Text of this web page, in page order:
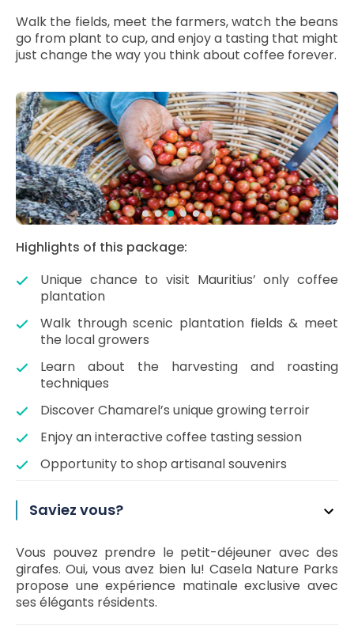
Walk the fields, meet the farmers, watch the beans
go from plant to cup, and enjoy a tasting that might
just change the way you think about coffee forever.
Highlights of this package:
Unique chance to visit Mauritius’ only coffee
plantation
Walk through scenic plantation fields & meet
the local growers
Learn about the harvesting and roasting
techniques
Discover Chamarel’s unique growing terroir
Enjoy an interactive coffee tasting session
Opportunity to shop artisanal souvenirs
Saviez vous?
Vous pouvez prendre le petit-déjeuner avec des
girafes. Oui, vous avez bien lu! Casela Nature Parks
propose une expérience matinale exclusive avec
ses élégants résidents.